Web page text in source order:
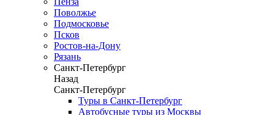
Поволжье
Подмосковье
Псков
Ростов-на-Дону
Рязань
Санкт-Петербург
Назад
Санкт-Петербург
Туры в Санкт-Петербург
Автобусные туры из Москвы